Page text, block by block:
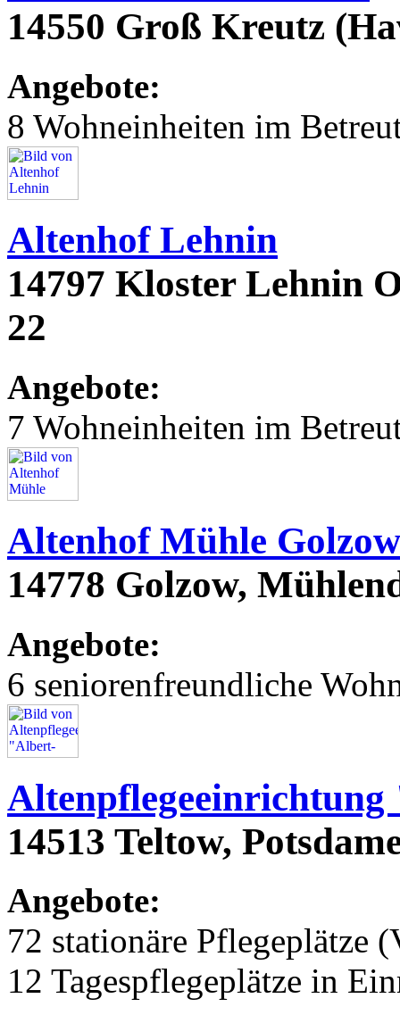
14550 Groß Kreutz
Angebote:
8 Wohneinheiten im
Altenhof Lehnin
14797 Kloster Lehnin
22
Angebote:
7 Wohneinheiten im
Altenhof Mühle Golzow
14778 Golzow,
Angebote:
6 seniorenfreundliche
14513 Teltow,
Angebote:
72 stationäre Pflegeplätze
12 Tagespflegeplätze in